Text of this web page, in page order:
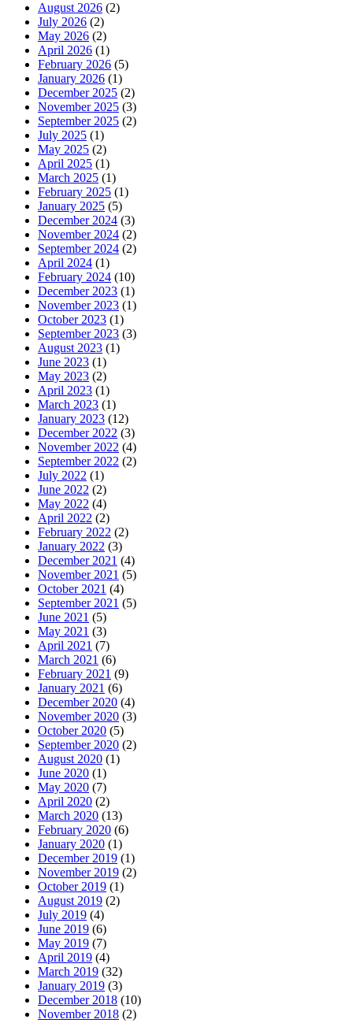
August 2026 (2)
July 2026 (2)
May 2026 (2)
April 2026 (1)
February 2026 (5)
January 2026 (1)
December 2025 (2)
November 2025 (3)
September 2025 (2)
July 2025 (1)
May 2025 (2)
April 2025 (1)
March 2025 (1)
February 2025 (1)
January 2025 (5)
December 2024 (3)
November 2024 (2)
September 2024 (2)
April 2024 (1)
February 2024 (10)
December 2023 (1)
November 2023 (1)
October 2023 (1)
September 2023 (3)
August 2023 (1)
June 2023 (1)
May 2023 (2)
April 2023 (1)
March 2023 (1)
January 2023 (12)
December 2022 (3)
November 2022 (4)
September 2022 (2)
July 2022 (1)
June 2022 (2)
May 2022 (4)
April 2022 (2)
February 2022 (2)
January 2022 (3)
December 2021 (4)
November 2021 (5)
October 2021 (4)
September 2021 (5)
June 2021 (5)
May 2021 (3)
April 2021 (7)
March 2021 (6)
February 2021 (9)
January 2021 (6)
December 2020 (4)
November 2020 (3)
October 2020 (5)
September 2020 (2)
August 2020 (1)
June 2020 (1)
May 2020 (7)
April 2020 (2)
March 2020 (13)
February 2020 (6)
January 2020 (1)
December 2019 (1)
November 2019 (2)
October 2019 (1)
August 2019 (2)
July 2019 (4)
June 2019 (6)
May 2019 (7)
April 2019 (4)
March 2019 (32)
January 2019 (3)
December 2018 (10)
November 2018 (2)